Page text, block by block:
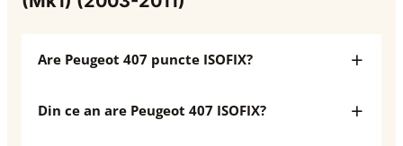
Are Peugeot 407 puncte ISOFIX?
Din ce an are Peugeot 407 ISOFIX?